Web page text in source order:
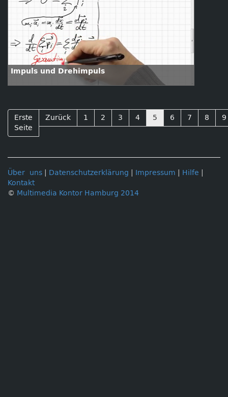
Impuls und Drehimpuls
Erste
Seite
Zurück 1 2 3 4 5 6 7 8 9
Über uns Datenschutzerklärung Impressum Hilfe
Kontakt
© Multimedia Kontor Hamburg 2014